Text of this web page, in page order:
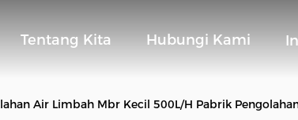
Tentang Kita Hubungi Kami
Air Limbah Mbr Kecil 500L/H Pabrik